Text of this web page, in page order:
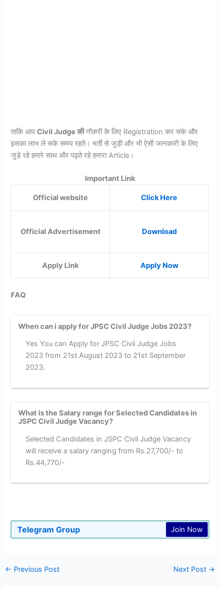
ताकि आपCivil Judge कीनौकरी के लिए Registration कर सके और
इसका लाभ ले सके समय रहते। भर्ती से जुड़ी और भी ऐसी जानकारी के लिए
जुड़े रहे हमारे साथ और पढ़ते रहे हमारा Article।
Important Link
Official website Click Here
Official Advertisement Download
Apply Link Apply Now
FAQ
When can i apply for JPSC Civil Judge Jobs 2023?
Yes You can Apply for JPSC Civil Judge Jobs
2023 from 21st August 2023 to 21st September
2023.
What is the Salary range for Selected Candidates in
JSPC Civil Judge Vacancy?
Selected Candidates in JSPC Civil Judge Vacancy
will receive a salary ranging from Rs.27,700/- to
Rs.44,770/-
Telegram Group Join Now
← Previous Post Next Post →